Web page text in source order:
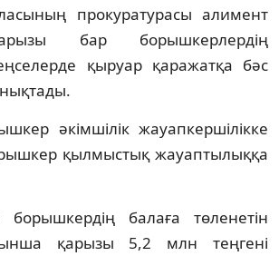
прокуратурасы алимент
бар борышкерлердің
қыруар қаражатқа бәс
әкімшілік жауапкершілікке
қылмыстық жауаптылыққа
балаға төленетін
қарызы 5,2 млн теңгені